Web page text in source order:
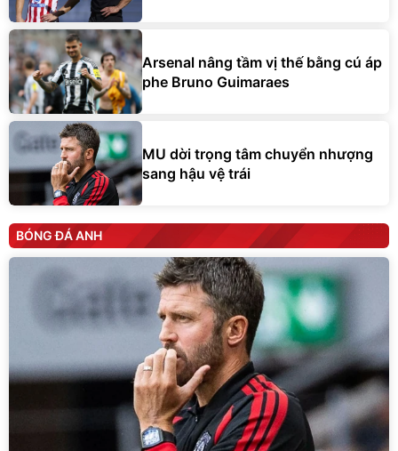
Arsenal nâng tầm vị thế bằng cú áp
phe Bruno Guimaraes
MU dời trọng tâm chuyển nhượng
sang hậu vệ trái
BÓNG ĐÁ ANH